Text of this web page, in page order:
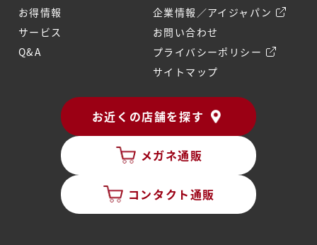
お得情報
サービス
Q&A
企業情報／アイジャパン
お問い合わせ
プライバシーポリシー
サイトマップ
お近くの店舗を探す
メガネ通販
コンタクト通販